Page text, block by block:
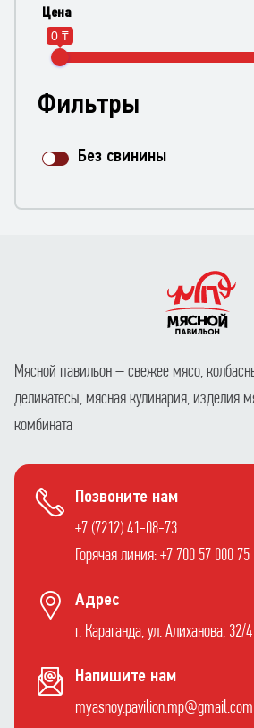
Цена
0 ₸
Фильтры
Без свинины
Мясной павильон – свежее мясо,
деликатесы, мясная кулинария, изделия
комбината
Позвоните нам
+7 (7212) 41-08-73
Горячая линия: +7 700 57 000 75
Адрес
г. Караганда, ул. Алиханова, 32/4
Напишите нам
myasnoy.pavilion.mp@gmail.com